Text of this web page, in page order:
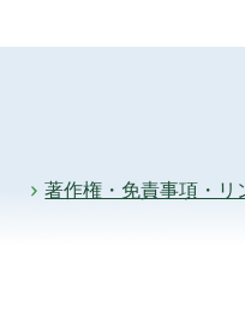
著作権・免責事項・リ